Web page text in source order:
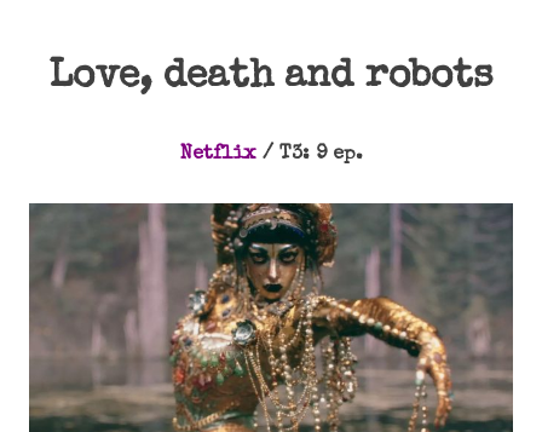
Love, death and robots
Netflix/ T3: 9 ep.